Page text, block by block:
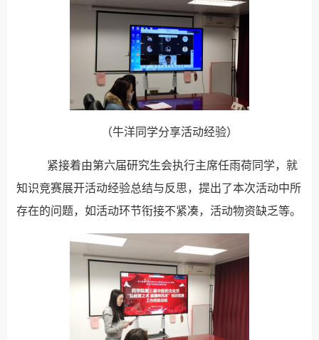
（牛洋同学分享活动经验）
紧接着由第六届研究生会执行主席任雨荷同学，就
知识竞赛展开活动经验总结与反思，提出了本次活动中所
存在的问题，如活动环节衔接不紧凑，活动物资缺乏等。